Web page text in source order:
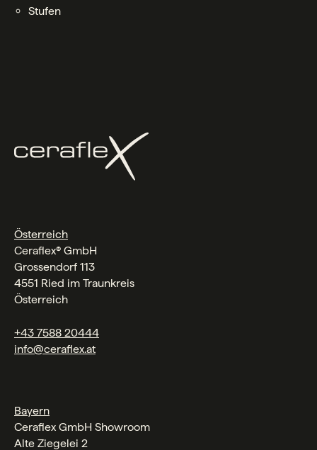
Stufen
Österreich
Ceraflex® GmbH
Grossendorf 113
4551 Ried im Traunkreis
Österreich
+43 7588 20444
info@ceraflex.at
Bayern
Ceraflex GmbH Showroom
Alte Ziegelei 2